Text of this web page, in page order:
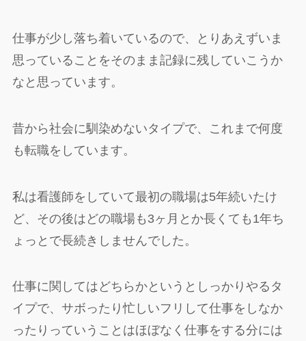
仕事が少し落ち着いているので、とりあえずいま
思っていることをそのまま記録に残していこうか
なと思っています。
昔から社会に馴染めないタイプで、これまで何度
も転職をしています。
私は看護師をしていて最初の職場は5年続いたけ
ど、その後はどの職場も3ヶ月とか長くても1年ち
ょっとで長続きしませんでした。
仕事に関してはどちらかというとしっかりやるタ
イプで、サボったり忙しいフリして仕事をしなか
ったりっていうことはほぼなく仕事をする分には